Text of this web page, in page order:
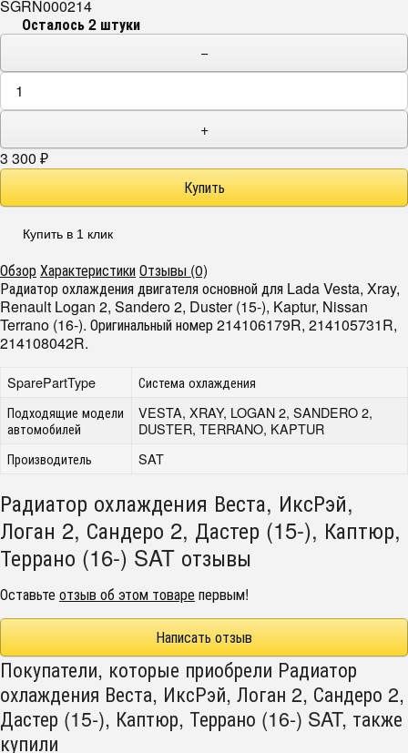
SGRN000214
Осталось 2 штуки
−
+
3 300 ₽
Купить в 1 клик
ОбзорХарактеристикиОтзывы (0)
Радиатор охлаждения двигателя основной для Lada Vesta, Xray,
Renault Logan 2, Sandero 2, Duster (15-), Kaptur, Nissan
Terrano (16-). Оригинальный номер 214106179R, 214105731R,
214108042R.
SparePartType
Система охлаждения
Подходящие модели
автомобилей
VESTA, XRAY, LOGAN 2, SANDERO 2,
DUSTER, TERRANO, KAPTUR
Производитель
SAT
Радиатор охлаждения Веста, ИксРэй,
Логан 2, Сандеро 2, Дастер (15-), Каптюр,
Террано (16-) SAT отзывы
Оставьтеотзыв об этом товарепервым!
Написать отзыв
Покупатели, которые приобрели Радиатор
охлаждения Веста, ИксРэй, Логан 2, Сандеро 2,
Дастер (15-), Каптюр, Террано (16-) SAT, также
купили